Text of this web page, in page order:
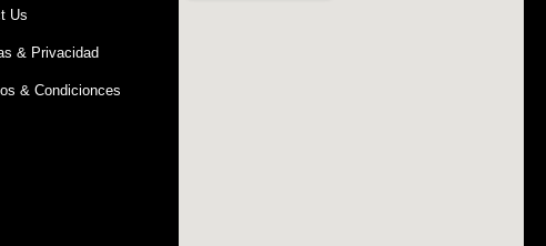
Us
& Privacidad
& Condicionces